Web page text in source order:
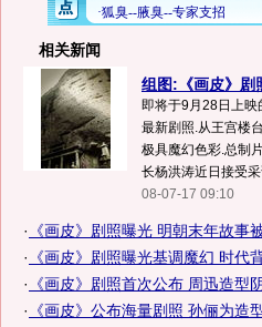
相关新闻
组图:《画皮》剧
即将于9月28日上
最新剧照.从王宫楼
极具魔幻色彩.总制
长杨洪涛近日接受
08-07-17 09:10
· 《画皮》剧照曝光 明朝末年故事
· 《画皮》剧照曝光基调魔幻 时代
· 《画皮》剧照首次公布 周迅造型
· 《画皮》公布海量剧照 孙俪为造